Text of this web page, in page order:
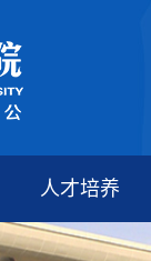
人才培养